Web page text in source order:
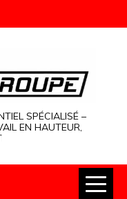
SPÉCIALISÉ –
EN HAUTEUR,